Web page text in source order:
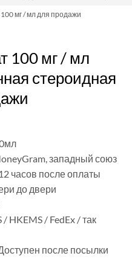
мг / мл для продажи
100 мг / мл
стероидная
западный союз
часов после оплаты
до двери
HKEMS / FedEx / так
после посылки